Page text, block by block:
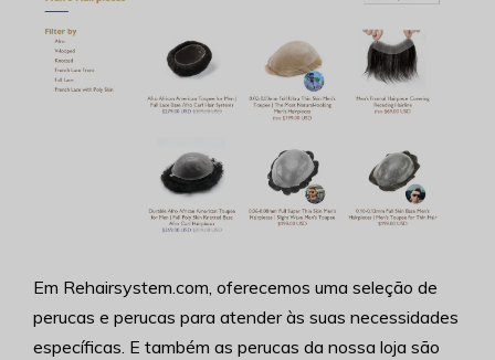
Em Rehairsystem.com, oferecemos uma seleção de
perucas e perucas para atender às suas necessidades
específicas. E também as perucas da nossa loja são